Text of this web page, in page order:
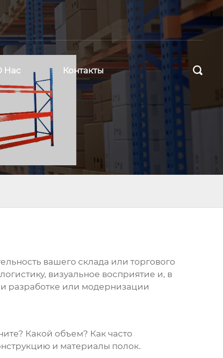
Нас Контакты 
вашего склада или торгового
визуальное восприятие и, в
разработке или модернизации
Какой объем? Как часто
и материалы полок.